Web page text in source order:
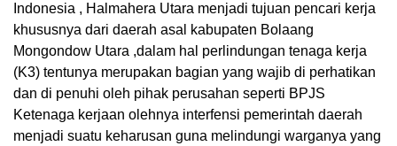
Indonesia , Halmahera Utara menjadi tujuan pencari kerja
khususnya dari daerah asal kabupaten Bolaang
Mongondow Utara ,dalam hal perlindungan tenaga kerja
(K3) tentunya merupakan bagian yang wajib di perhatikan
dan di penuhi oleh pihak perusahan seperti BPJS
Ketenaga kerjaan olehnya interfensi pemerintah daerah
menjadi suatu keharusan guna melindungi warganya yang